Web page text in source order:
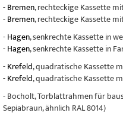
-Bremen, rechteckige Kassette
-Bremen, rechteckige Kassette
-Hagen, senkrechte Kassette in
-Hagen, senkrechte Kassette in
-Krefeld, quadratische Kassette
-Krefeld, quadratische Kassette
- Bocholt, Torblattrahmen für
Sepiabraun, ähnlich RAL 8014)